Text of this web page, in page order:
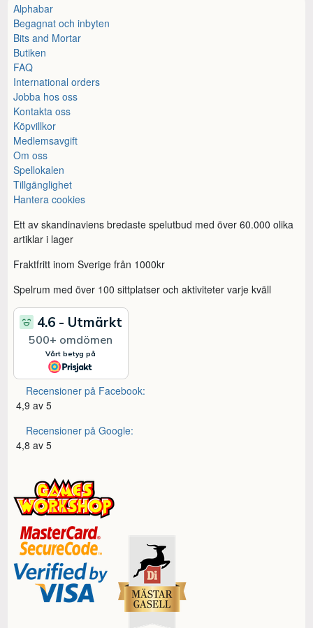
Alphabar
Begagnat och inbyten
Bits and Mortar
Butiken
FAQ
International orders
Jobba hos oss
Kontakta oss
Köpvillkor
Medlemsavgift
Om oss
Spellokalen
Tillgänglighet
Hantera cookies
Ett av skandinaviens bredaste spelutbud med över 60.000 olika
artiklar i lager
Fraktfritt inom Sverige från 1000kr
Spelrum med över 100 sittplatser och aktiviteter varje kväll
Recensioner på Facebook:
4,9 av 5
Recensioner på Google:
4,8 av 5